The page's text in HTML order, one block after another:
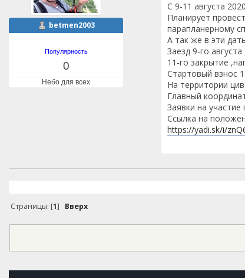
betmen2003
Популярность
0
Небо для всех
С 9-11 августа
Планирует
парапланерному
А так же в эти
Заезд 9-го
11-го закрытие
Стартовый взнос
На территории
Главный
Заявки на
Ссылка на
https://yadi.sk/i/
Страницы: [1] Вверх